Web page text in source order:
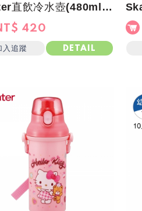
Skater直飲冷水壺(480ml)瑪利歐World
420
入追蹤 DETAIL